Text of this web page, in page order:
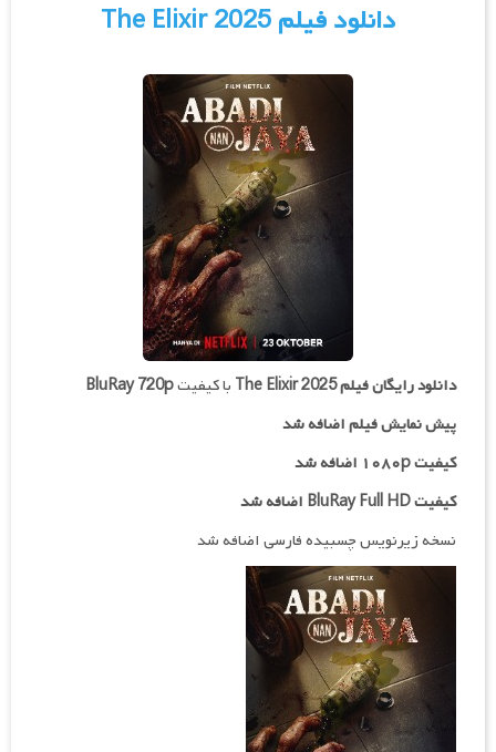
دانلود فیلم The Elixir 2025
دانلود رایگان فیلمThe Elixir 2025 با کیفیتBluRay 720p
پیش نمایش فیلم اضافه شد
کیفیت ۱۰۸۰p اضافه شد
کیفیت BluRay Full HD اضافه شد
نسخه زیرنویس چسبیده فارسی اضافه شد